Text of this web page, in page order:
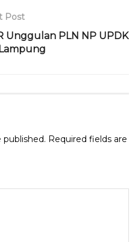
Post
Unggulan PLN NP UPDK
published. Required fields are